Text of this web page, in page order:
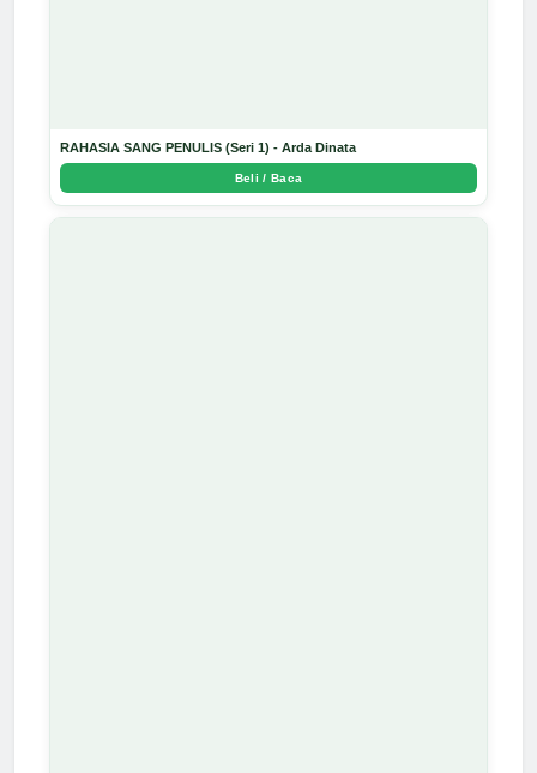
RAHASIA SANG PENULIS (Seri 1) - Arda Dinata
Beli / Baca